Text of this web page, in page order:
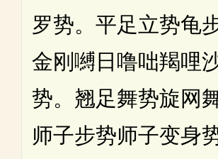
罗势。平足立势龟
金刚嚩日噜咄羯哩
势。翘足舞势旋网
师子步势师子变身